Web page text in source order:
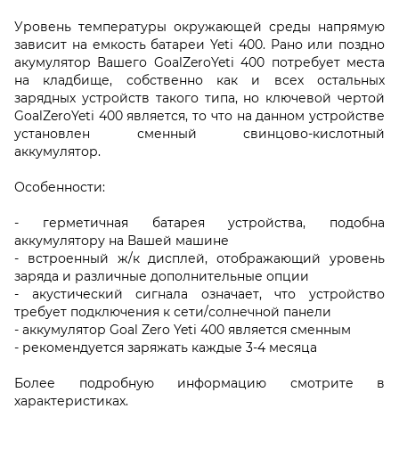
Уровень температуры окружающей среды напрямую
зависит на емкость батареи Yeti 400. Рано или поздно
акумулятор Вашего GoalZeroYeti 400 потребует места
на кладбище, собственно как и всех остальных
зарядных устройств такого типа, но ключевой чертой
GoalZeroYeti 400 является, то что на данном устройстве
установлен сменный свинцово-кислотный
аккумулятор.
Особенности:
- герметичная батарея устройства, подобна
аккумулятору на Вашей машине
- встроенный ж/к дисплей, отображающий уровень
заряда и различные дополнительные опции
- акустический сигнала означает, что устройство
требует подключения к сети/солнечной панели
- аккумулятор Goal Zero Yeti 400 является сменным
- рекомендуется заряжать каждые 3-4 месяца
Более подробную информацию смотрите в
характеристиках.